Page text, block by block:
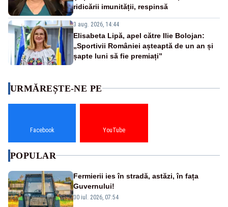
ridicării imunității, respinsă
3 aug. 2026, 14:44
Elisabeta Lipă, apel către Ilie Bolojan:
„Sportivii României așteaptă de un an și
șapte luni să fie premiați”
URMĂREȘTE-NE PE
Facebook YouTube
POPULAR
Fermierii ies în stradă, astăzi, în fața
Guvernului!
30 iul. 2026, 07:54